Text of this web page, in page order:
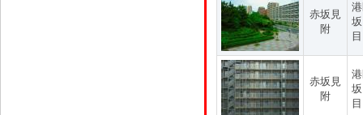
赤坂見
附
目
赤坂見
附
目